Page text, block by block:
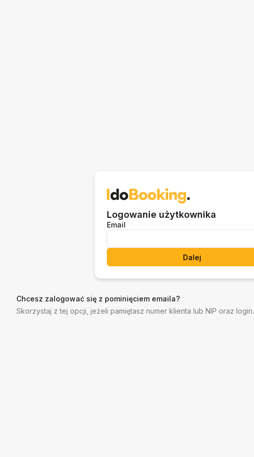
Logowanie użytkownika
Email
Dalej
Chcesz zalogować się z pominięciem emaila?
Skorzystaj z tej opcji, jeżeli pamiętasz numer klienta lub NIP oraz login.